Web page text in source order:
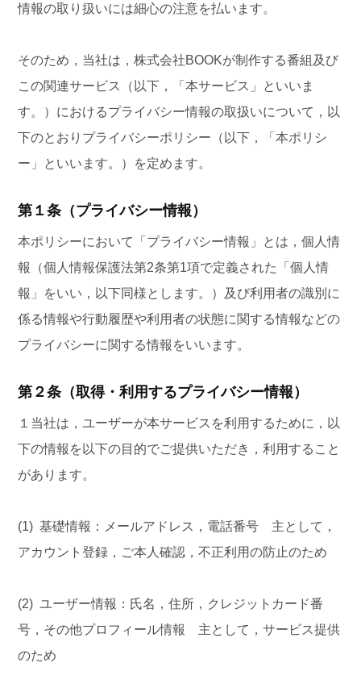
情報の取り扱いには細心の注意を払います。
そのため，当社は，株式会社BOOKが制作する番組及び
この関連サービス（以下，「本サービス」といいま
す。）におけるプライバシー情報の取扱いについて，以
下のとおりプライバシーポリシー（以下，「本ポリシ
ー」といいます。）を定めます。
第１条（プライバシー情報）
本ポリシーにおいて「プライバシー情報」とは，個人情
報（個人情報保護法第2条第1項で定義された「個人情
報」をいい，以下同様とします。）及び利用者の識別に
係る情報や行動履歴や利用者の状態に関する情報などの
プライバシーに関する情報をいいます。
第２条（取得・利用するプライバシー情報）
１当社は，ユーザーが本サービスを利用するために，以
下の情報を以下の目的でご提供いただき，利用すること
があります。
(1) 基礎情報：メールアドレス，電話番号 主として，
アカウント登録，ご本人確認，不正利用の防止のため
(2) ユーザー情報：氏名，住所，クレジットカード番
号，その他プロフィール情報 主として，サービス提供
のため